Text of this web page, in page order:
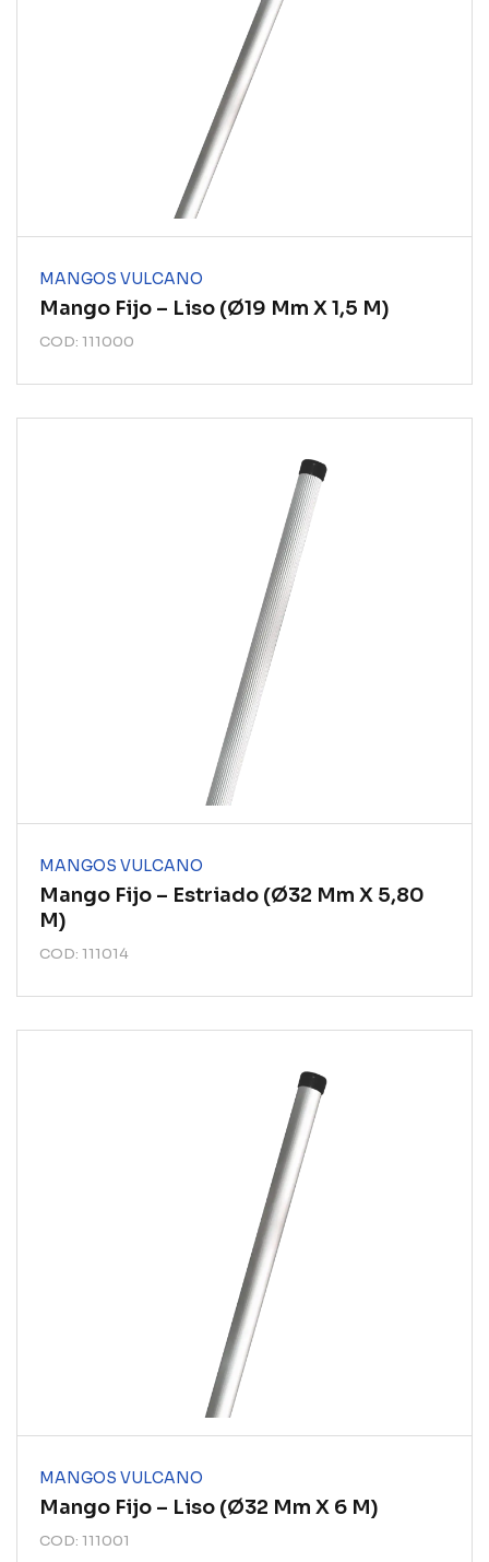
MANGOS VULCANO
Mango Fijo – Liso (ø19 Mm X 1,5 M)
COD: 111000
MANGOS VULCANO
Mango Fijo – Estriado (ø32 Mm X 5,80
M)
COD: 111014
MANGOS VULCANO
Mango Fijo – Liso (ø32 Mm X 6 M)
COD: 111001